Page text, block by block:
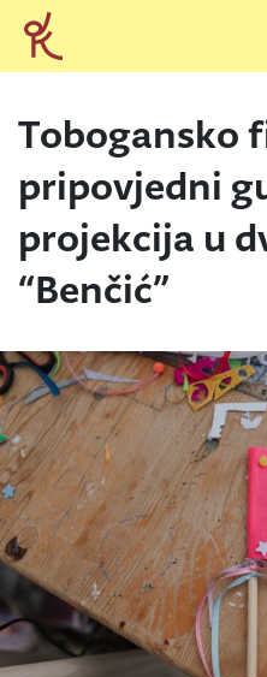
Tobogansko
pripovjedni
projekcija u
“Benčić”